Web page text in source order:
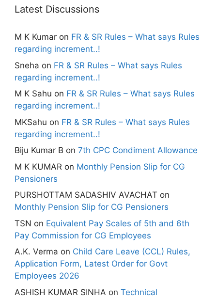
Latest Discussions
M K Kumar on FR & SR Rules – What says Rules
regarding increment..!
Sneha on FR & SR Rules – What says Rules
regarding increment..!
M K Sahu on FR & SR Rules – What says Rules
regarding increment..!
MKSahu on FR & SR Rules – What says Rules
regarding increment..!
Biju Kumar B on 7th CPC Condiment Allowance
M K KUMAR on Monthly Pension Slip for CG
Pensioners
PURSHOTTAM SADASHIV AVACHAT on
Monthly Pension Slip for CG Pensioners
TSN on Equivalent Pay Scales of 5th and 6th
Pay Commission for CG Employees
A.K. Verma on Child Care Leave (CCL) Rules,
Application Form, Latest Order for Govt
Employees 2026
ASHISH KUMAR SINHA on Technical